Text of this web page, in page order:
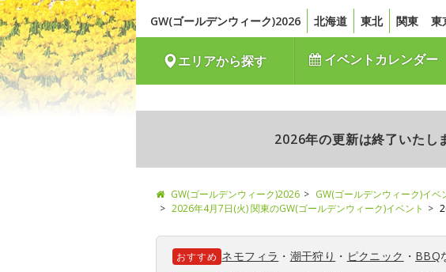
GW(ゴールデンウィーク)2026 北海道 東北 関東 東
エリアから探す イベントカレンダー
2026年の更新は終了いたし
GW(ゴールデンウィーク)2026 GW(ゴールデンウィーク)イベ
2026年4月7日(火) 関東のGW(ゴールデンウィーク)イベント
おすすめ ネモフィラ ・ 潮干狩り ・ ピクニック ・ BBQ